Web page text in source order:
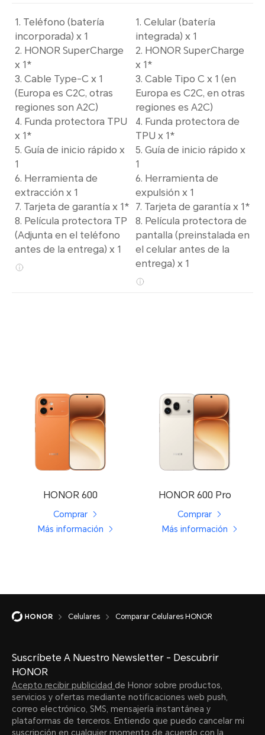
1. Teléfono (batería
incorporada) x 1
2. HONOR SuperCharge
x 1*
3. Cable Type-C x 1
(Europa es C2C, otras
regiones son A2C)
4. Funda protectora TPU
x 1*
5. Guía de inicio rápido x
1
6. Herramienta de
extracción x 1
7. Tarjeta de garantía x 1*
8. Película protectora TP
(Adjunta en el teléfono
antes de la entrega) x 1
1. Celular (batería
integrada) x 1
2. HONOR SuperCharge
x 1*
3. Cable Tipo C x 1 (en
Europa es C2C, en otras
regiones es A2C)
4. Funda protectora de
TPU x 1*
5. Guía de inicio rápido x
1
6. Herramienta de
expulsión x 1
7. Tarjeta de garantía x 1*
8. Película protectora de
pantalla (preinstalada en
el celular antes de la
entrega) x 1
HONOR 600
Comprar
Más información
HONOR 600 Pro
Comprar
Más información
Celulares Comparar Celulares HONOR
Suscríbete A Nuestro Newsletter - Descubrir
HONOR
Acepto recibir publicidad de Honor sobre productos,
servicios y ofertas mediante notificaciones web push,
correo electrónico, SMS, mensajería instantánea y
plataformas de terceros. Entiendo que puedo cancelar mi
suscripción en cualquier momento de acuerdo con la